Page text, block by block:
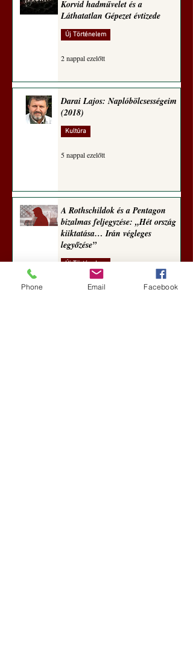
Korvid hadművelet és a
Láthatatlan Gépezet évtizede
Új Történelem
2 nappal ezelőtt
Darai Lajos: Naplóbölcsességeim
(2018)
Kultúra
5 nappal ezelőtt
A Rothschildok és a Pentagon
bizalmas feljegyzése: „Hét ország
kiiktatása… Irán végleges
legyőzése”
Új Történelem
5 nappal ezelőtt
Phone Email Facebook